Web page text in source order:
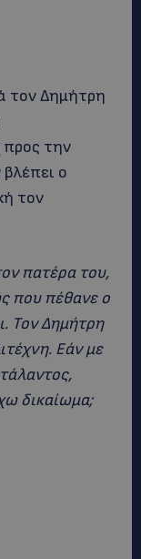
τον Δημήτρη
προς την
ο
τον
πατέρα του,
που πέθανε ο
Τον Δημήτρη
Εάν με
δικαίωμα;